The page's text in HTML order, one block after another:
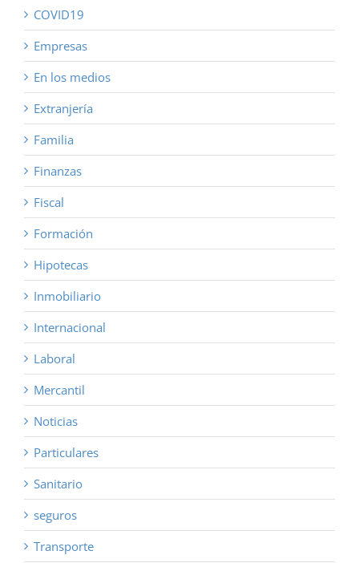
COVID19
Empresas
En los medios
Extranjería
Familia
Finanzas
Fiscal
Formación
Hipotecas
Inmobiliario
Internacional
Laboral
Mercantil
Noticias
Particulares
Sanitario
seguros
Transporte